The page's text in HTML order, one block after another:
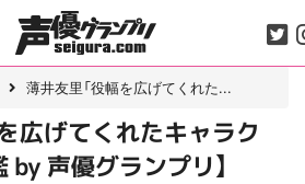
薄井友里「役幅を広げてくれた...
広げてくれたキャラク
by 声優グランプリ】